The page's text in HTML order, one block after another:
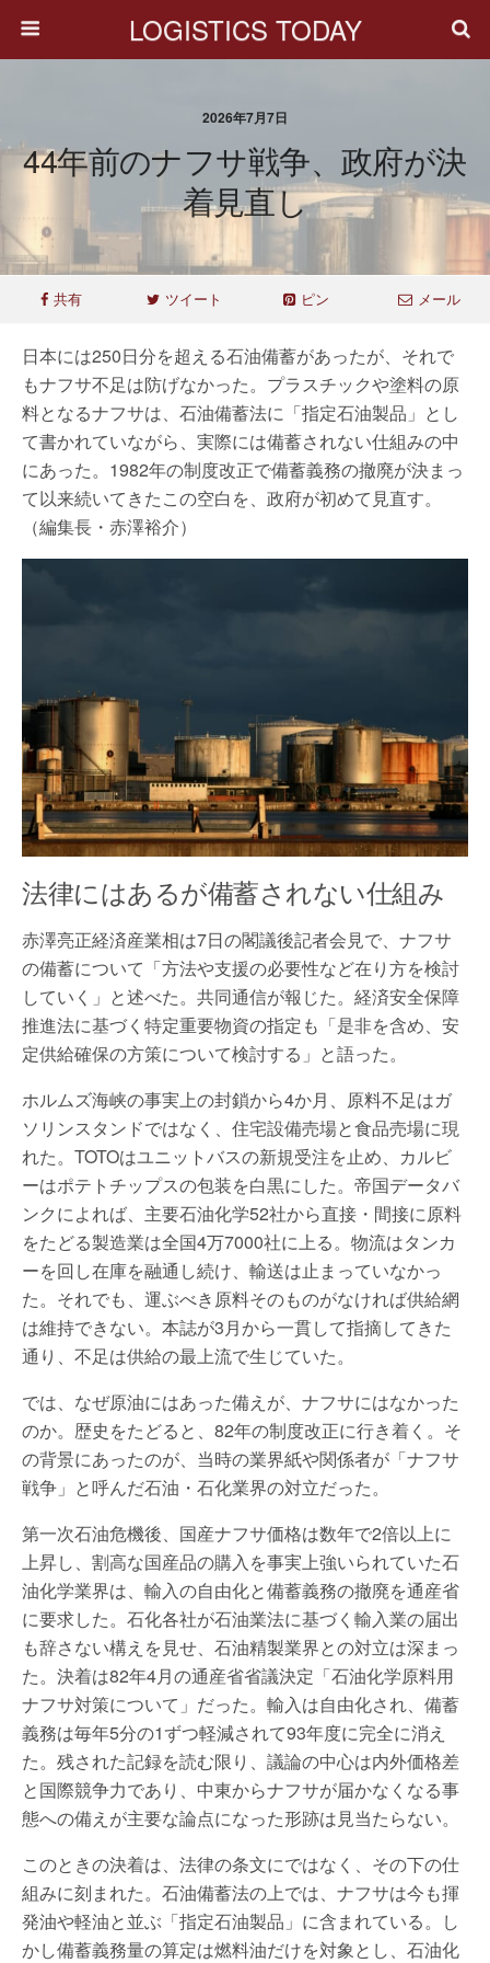
LOGISTICS TODAY
2026年7月7日
44年前のナフサ戦争、政府が決
着見直し
共有 ツイート ピン メール
日本には250日分を超える石油備蓄があったが、それで
もナフサ不足は防げなかった。プラスチックや塗料の原
料となるナフサは、石油備蓄法に「指定石油製品」とし
て書かれていながら、実際には備蓄されない仕組みの中
にあった。1982年の制度改正で備蓄義務の撤廃が決まっ
て以来続いてきたこの空白を、政府が初めて見直す。
（編集長・赤澤裕介）
法律にはあるが備蓄されない仕組み
赤澤亮正経済産業相は7日の閣議後記者会見で、ナフサ
の備蓄について「方法や支援の必要性など在り方を検討
していく」と述べた。共同通信が報じた。経済安全保障
推進法に基づく特定重要物資の指定も「是非を含め、安
定供給確保の方策について検討する」と語った。
ホルムズ海峡の事実上の封鎖から4か月、原料不足はガ
ソリンスタンドではなく、住宅設備売場と食品売場に現
れた。TOTOはユニットバスの新規受注を止め、カルビ
ーはポテトチップスの包装を白黒にした。帝国データバ
ンクによれば、主要石油化学52社から直接・間接に原料
をたどる製造業は全国4万7000社に上る。物流はタンカ
ーを回し在庫を融通し続け、輸送は止まっていなかっ
た。それでも、運ぶべき原料そのものがなければ供給網
は維持できない。本誌が3月から一貫して指摘してきた
通り、不足は供給の最上流で生じていた。
では、なぜ原油にはあった備えが、ナフサにはなかった
のか。歴史をたどると、82年の制度改正に行き着く。そ
の背景にあったのが、当時の業界紙や関係者が「ナフサ
戦争」と呼んだ石油・石化業界の対立だった。
第一次石油危機後、国産ナフサ価格は数年で2倍以上に
上昇し、割高な国産品の購入を事実上強いられていた石
油化学業界は、輸入の自由化と備蓄義務の撤廃を通産省
に要求した。石化各社が石油業法に基づく輸入業の届出
も辞さない構えを見せ、石油精製業界との対立は深まっ
た。決着は82年4月の通産省省議決定「石油化学原料用
ナフサ対策について」だった。輸入は自由化され、備蓄
義務は毎年5分の1ずつ軽減されて93年度に完全に消え
た。残された記録を読む限り、議論の中心は内外価格差
と国際競争力であり、中東からナフサが届かなくなる事
態への備えが主要な論点になった形跡は見当たらない。
このときの決着は、法律の条文にではなく、その下の仕
組みに刻まれた。石油備蓄法の上では、ナフサは今も揮
発油や軽油と並ぶ「指定石油製品」に含まれている。し
かし備蓄義務量の算定は燃料油だけを対象とし、石油化